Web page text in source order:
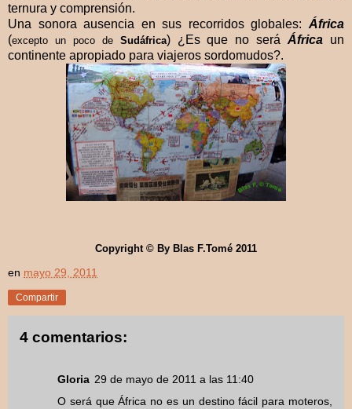
ternura y comprensión.
Una sonora ausencia en sus recorridos globales: África
(excepto un poco de Sudáfrica) ¿Es que no seráÁfrica un
continente apropiado para viajeros sordomudos?.
Copyright © By Blas F.Tomé 2011
en mayo 29, 2011
Compartir
4 comentarios:
Gloria 29 de mayo de 2011 a las 11:40
O será que África no es un destino fácil para moteros,